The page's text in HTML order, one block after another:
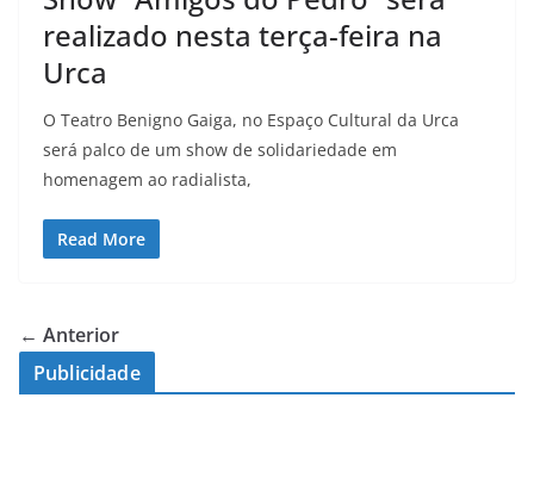
realizado nesta terça-feira na
Urca
O Teatro Benigno Gaiga, no Espaço Cultural da Urca
será palco de um show de solidariedade em
homenagem ao radialista,
Read More
← Anterior
Publicidade